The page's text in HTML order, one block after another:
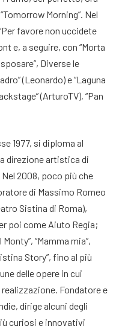
Morning”. Nel
favore non uccidete
e, a seguire, con “Morta
Diverse le
(Leonardo) e “Laguna
(ArturoTV), “Pan
1977, si diploma al
direzione artistica di
Nel 2008, poco più che
di Massimo Romeo
Sistina di Roma),
poi come Aiuto Regia;
“Mamma mia”,
Story”, fino al più
delle opere in cui
Fondatore e
dirige alcuni degli
curiosi e innovativi